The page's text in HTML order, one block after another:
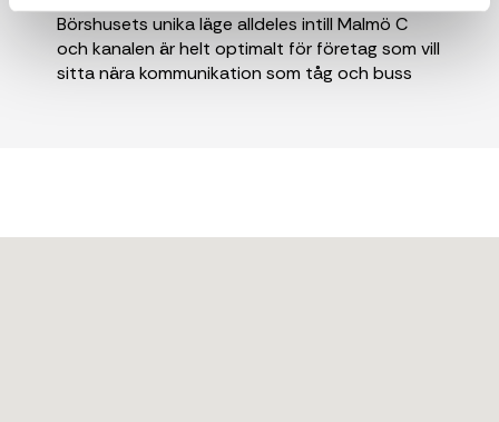
Börshusets unika läge alldeles intill Malmö C
och kanalen är helt optimalt för företag som vill
sitta nära kommunikation som tåg och buss